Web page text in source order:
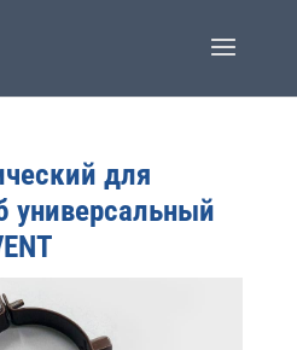
для
универсальный